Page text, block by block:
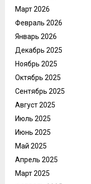
Март 2026
Февраль 2026
Январь 2026
Декабрь 2025
Ноябрь 2025
Октябрь 2025
Сентябрь 2025
Август 2025
Июль 2025
Июнь 2025
Май 2025
Апрель 2025
Март 2025